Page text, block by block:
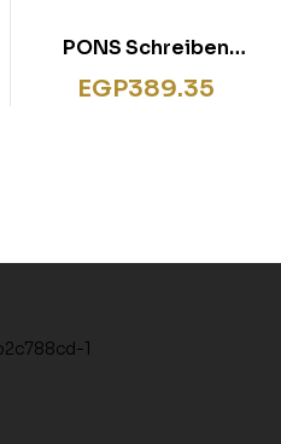
PONS Schreiben
lernen DaF
EGP389.35